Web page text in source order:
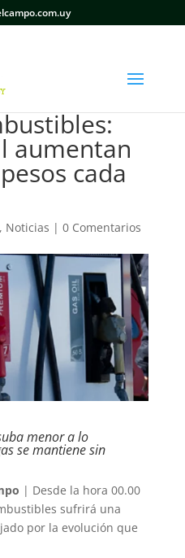
aumentan
cada
, Noticias | 0 Comentarios
menor a lo
se mantiene sin
| Desde la hora 00.00
sufrirá una
por la evolución que